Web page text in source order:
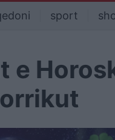
sport
e